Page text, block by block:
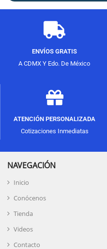
ENVÍOS GRATIS
A CDMX Y Edo. De México
ATENCIÓN PERSONALIZADA
Cotizaciones Inmediatas
NAVEGACIÓN
Inicio
Conócenos
Tienda
Videos
Contacto